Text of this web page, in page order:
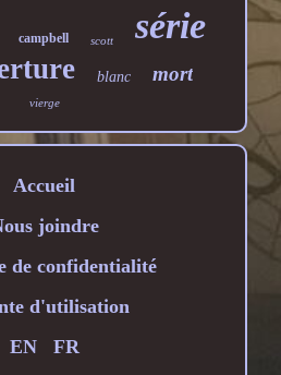
campbell scott série
blanc mort
vierge
Accueil
joindre
de confidentialité
d'utilisation
EN
FR